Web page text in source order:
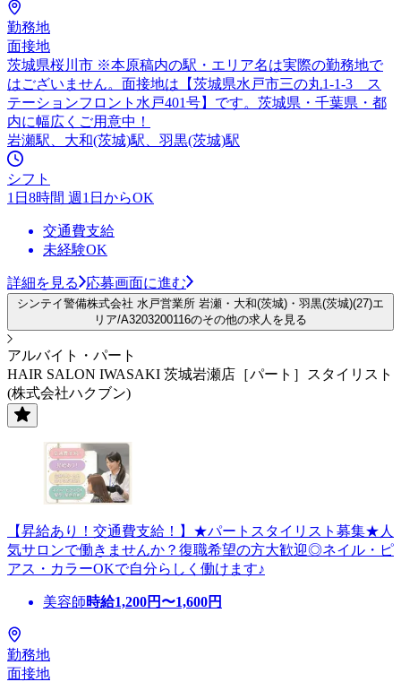
勤務地
面接地
茨城県桜川市 ※本原稿内の駅・エリア名は実際の勤務地で
はございません。面接地は【茨城県水戸市三の丸1-1-3 ス
テーションフロント水戸401号】です。茨城県・千葉県・都
内に幅広くご用意中！
岩瀬駅、大和(茨城)駅、羽黒(茨城)駅
シフト
1日8時間 週1日からOK
交通費支給
未経験OK
詳細を見る 応募画面に進む
シンテイ警備株式会社 水戸営業所 岩瀬・大和(茨城)・羽黒(茨城)(27)エ
リア/A3203200116のその他の求人を見る
アルバイト・パート
HAIR SALON IWASAKI 茨城岩瀬店［パート］スタイリスト
(株式会社ハクブン)
【昇給あり！交通費支給！】★パートスタイリスト募集★人
気サロンで働きませんか？復職希望の方大歓迎◎ネイル・ピ
アス・カラーOKで自分らしく働けます♪
美容師時給1,200円〜1,600円
勤務地
面接地